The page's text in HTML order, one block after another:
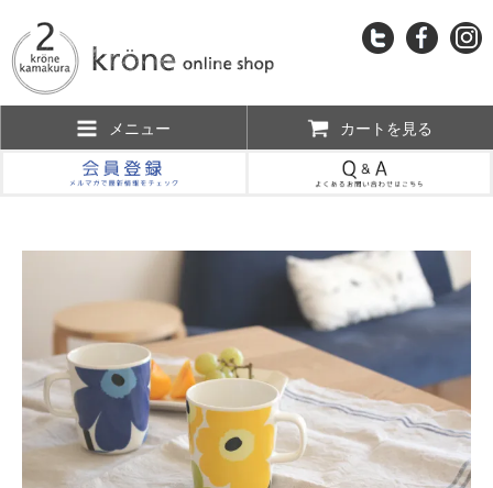
メニュー カートを見る